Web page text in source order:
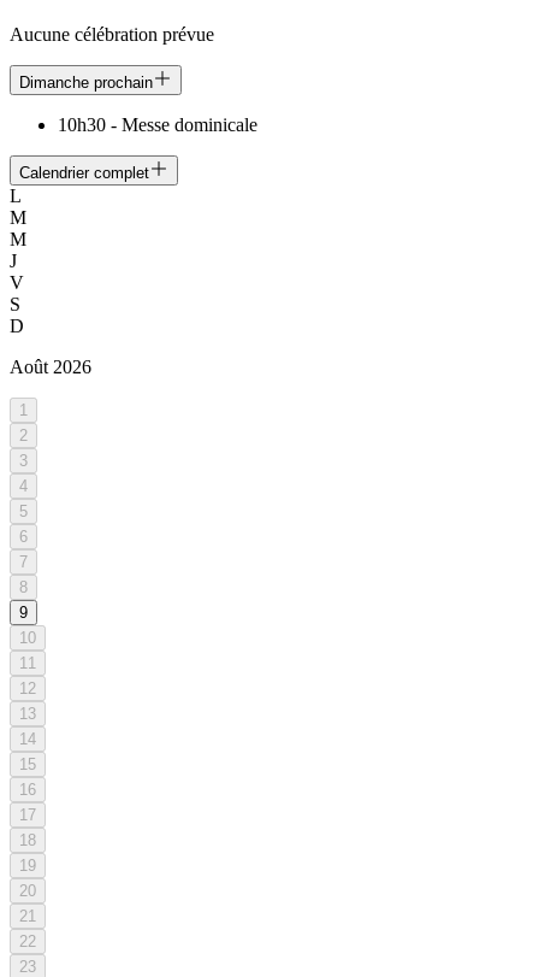
Aucune célébration prévue
Dimanche prochain
10h30 - Messe dominicale
Calendrier complet
L
M
M
J
V
S
D
Août 2026
1
2
3
4
5
6
7
8
9
10
11
12
13
14
15
16
17
18
19
20
21
22
23